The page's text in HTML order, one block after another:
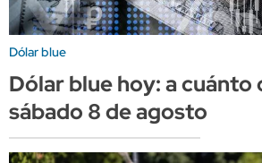
Dólar blue
Dólar blue hoy: a cuánto
sábado 8 de agosto